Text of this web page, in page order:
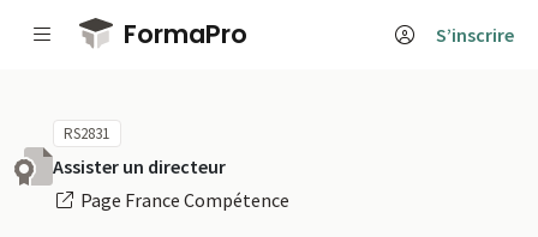
Passer au contenu principal
FormaPro S’inscrire
RS2831
Assister un directeur
Page France Compétence